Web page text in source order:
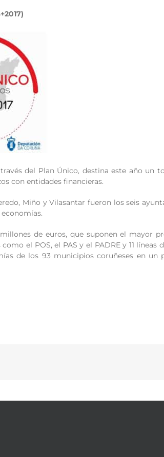
del Plan Único, destina este año un
con entidades financieras.
Miño y Vilasantar fueron los seis
de euros, que suponen el mayor
el POS, el PAS y el PADRE y 11
de los 93 municipios coruñeses en